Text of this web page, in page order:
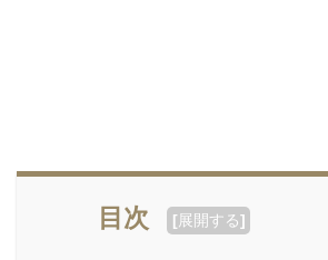
目次 [展開する]